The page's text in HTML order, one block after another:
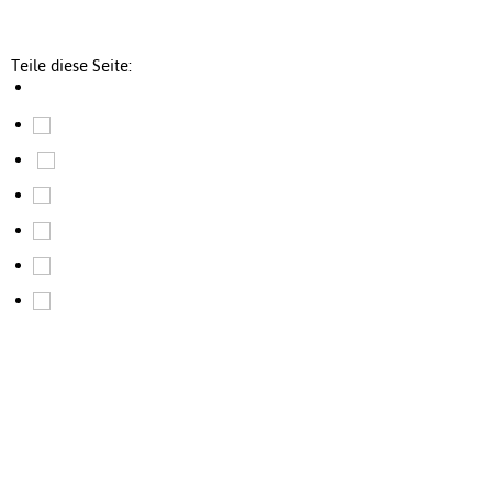
Teile diese Seite: